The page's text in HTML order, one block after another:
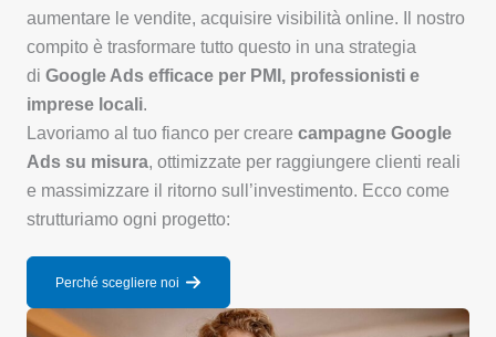
aumentare le vendite, acquisire visibilità online. Il nostro
compito è trasformare tutto questo in una strategia
di Google Ads efficace per PMI, professionisti e
imprese locali.
Lavoriamo al tuo fianco per creare campagne Google
Ads su misura, ottimizzate per raggiungere clienti reali
e massimizzare il ritorno sull’investimento. Ecco come
strutturiamo ogni progetto:
Perché scegliere noi